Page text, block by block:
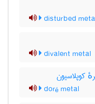
disturbed
divalent metal
کوپلاسیون
doré metal